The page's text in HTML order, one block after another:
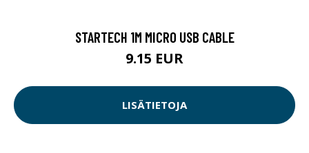
STARTECH 1M MICRO USB CABLE
9.15 EUR
LISÄTIETOJA